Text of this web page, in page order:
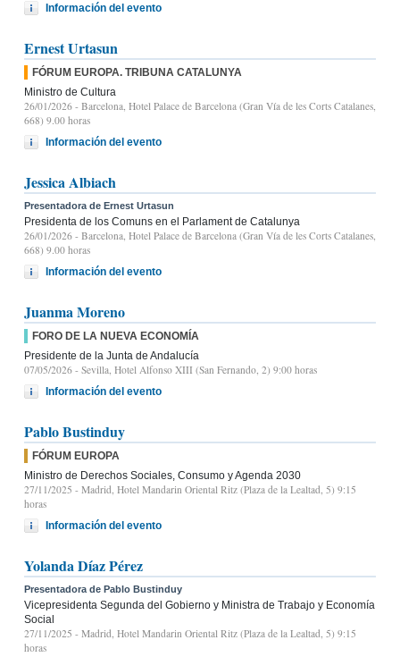
Información del evento
Ernest Urtasun
FÓRUM EUROPA. TRIBUNA CATALUNYA
Ministro de Cultura
26/01/2026 - Barcelona, Hotel Palace de Barcelona (Gran Vía de les Corts Catalanes,
668) 9.00 horas
Información del evento
Jessica Albiach
Presentadora de Ernest Urtasun
Presidenta de los Comuns en el Parlament de Catalunya
26/01/2026 - Barcelona, Hotel Palace de Barcelona (Gran Vía de les Corts Catalanes,
668) 9.00 horas
Información del evento
Juanma Moreno
FORO DE LA NUEVA ECONOMÍA
Presidente de la Junta de Andalucía
07/05/2026 - Sevilla, Hotel Alfonso XIII (San Fernando, 2) 9:00 horas
Información del evento
Pablo Bustinduy
FÓRUM EUROPA
Ministro de Derechos Sociales, Consumo y Agenda 2030
27/11/2025 - Madrid, Hotel Mandarin Oriental Ritz (Plaza de la Lealtad, 5) 9:15
horas
Información del evento
Yolanda Díaz Pérez
Presentadora de Pablo Bustinduy
Vicepresidenta Segunda del Gobierno y Ministra de Trabajo y Economía
Social
27/11/2025 - Madrid, Hotel Mandarin Oriental Ritz (Plaza de la Lealtad, 5) 9:15
horas